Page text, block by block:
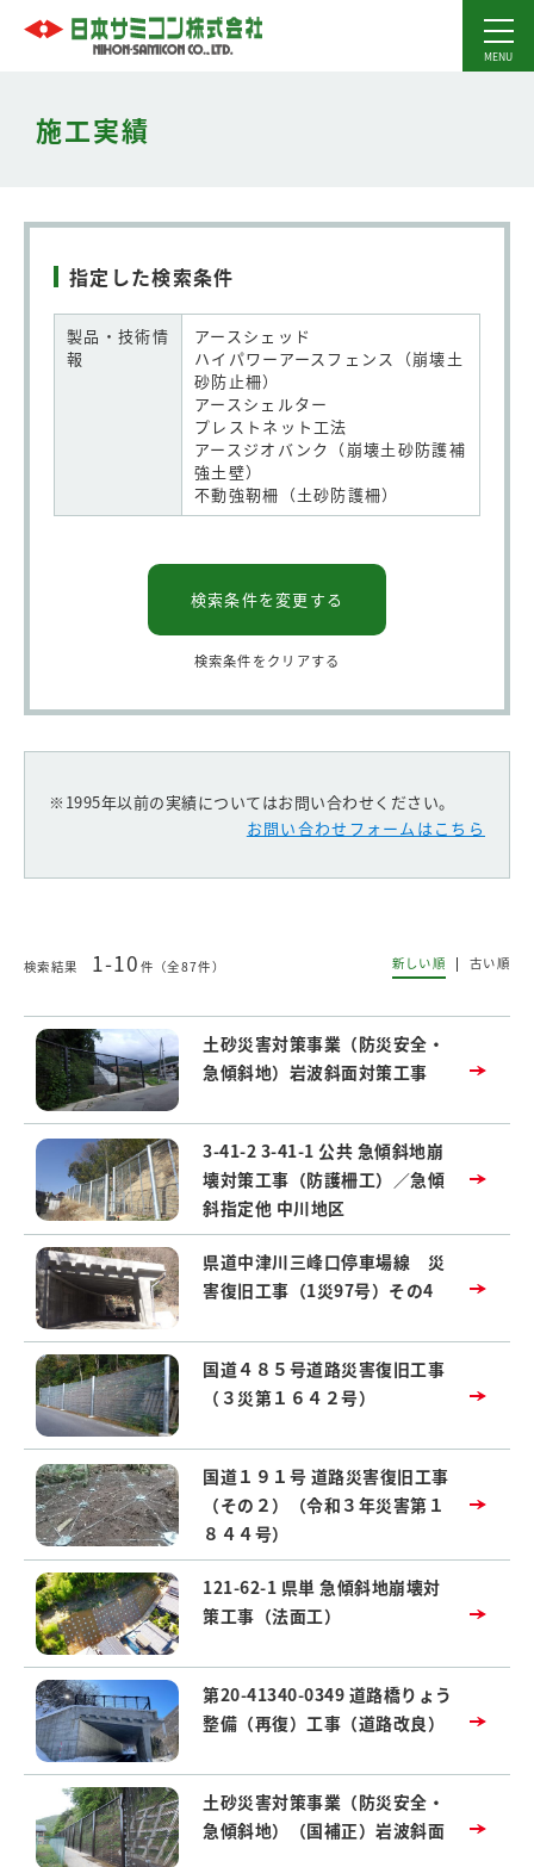
施工実績
指定した検索条件
製品・技術情
報
アースシェッド
ハイパワーアースフェンス（崩壊土
砂防止柵）
アースシェルター
プレストネット工法
アースジオバンク（崩壊土砂防護補
強土壁）
不動強靭柵（土砂防護柵）
検索条件を変更する
検索条件をクリアする
※1995年以前の実績についてはお問い合わせください。
お問い合わせフォームはこちら
検索結果 1-10 件（全87件） 新しい順 古い順
土砂災害対策事業（防災安全・
急傾斜地）岩波斜面対策工事
3-41-2 3-41-1 公共 急傾斜地崩
壊対策工事（防護柵工）／急傾
斜指定他 中川地区
県道中津川三峰口停車場線 災
害復旧工事（1災97号）その4
国道４８５号道路災害復旧工事
（３災第１６４２号）
国道１９１号 道路災害復旧工事
（その２）（令和３年災害第１
８４４号）
121-62-1 県単 急傾斜地崩壊対
策工事（法面工）
第20-41340-0349 道路橋りょう
整備（再復）工事（道路改良）
土砂災害対策事業（防災安全・
急傾斜地）（国補正）岩波斜面